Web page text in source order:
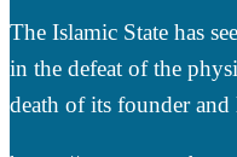
The Islamic State has
in the defeat of the
death of its founder